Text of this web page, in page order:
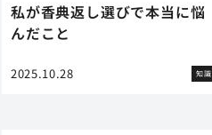
私が香典返し選びで本当に悩
んだこと
2025.10.28 知識